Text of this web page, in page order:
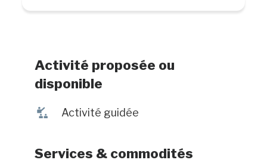
terrain de balle-molle, salle de
conditionnement physique, sentiers
de randonnée pédestre, terrain de
quilles en période hivernale. #CITQ :
Activité proposée ou
disponible
î Activité guidée
Services & commodités